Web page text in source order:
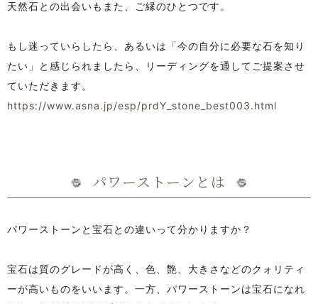
天然石との出会いもまた、ご縁のひとつです。
もし迷っていらしたら、あるいは「今の自分に必要な石を知り
たい」と感じられましたら、リーディングを通してご提案させ
ていただきます。
https://www.asna.jp/esp/prdY_stone_best003.html
パワーストーンとは
パワーストーンと宝石との違いって分かりますか？
宝石は質のグレードが高く、色、艶、大きさなどのクォリティ
ーが高いものをいいます。一方、パワーストーンは宝石になれ